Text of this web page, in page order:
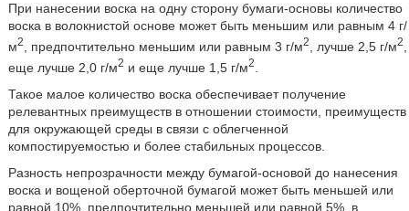
При нанесении воска на одну сторону бумаги-основы количество
воска в волокнистой основе может быть меньшим или равным 4 г/
м2 , предпочтительно меньшим или равным 3 г/м2 , лучше 2,5 г/м2
еще лучше 2,0 г/м2 и еще лучше 1,5 г/м2
Такое малое количество воска обеспечивает получение
релевантных преимуществ в отношении стоимости, преимуществ
для окружающей среды в связи с облегченной
компостируемостью и более стабильных процессов.
Разность непрозрачности между бумагой-основой до нанесения
воска и вощеной оберточной бумагой может быть меньшей или
равной 10%, предпочтительно меньшей или равной 5%, в